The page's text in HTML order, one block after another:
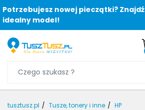
Potrzebujesz nowej pieczątki? Znajdź
idealny model!
tusztusz.pl Tusze, tonery i inne HP